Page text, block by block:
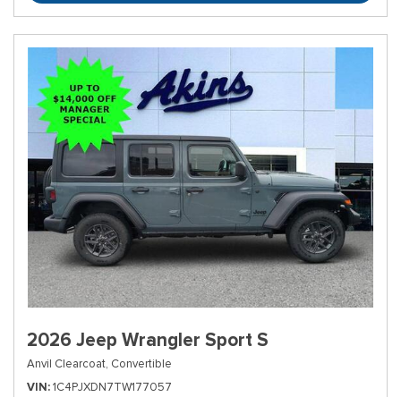
2026 Jeep Wrangler Sport S
Anvil Clearcoat, Convertible
VIN 1C4PJXDN7TW177057